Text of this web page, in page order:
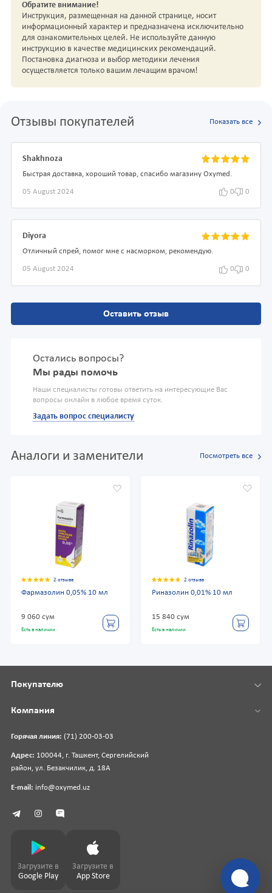
Обратите внимание!
Инструкция, размещенная на данной странице, носит
информационный характер и предназначена исключительно
для ознакомительных целей. Не используйте данную
инструкцию в качестве медицинских рекомендаций.
Постановка диагноза и выбор методики лечения
осуществляется только вашим лечащим врачом!
Отзывы покупателей Показать все
Shakhnoza
Быстрая доставка, хороший товар, спасибо магазину Oxymed.
05 August 2024 0 0
Diyora
Отличный спрей, помог мне с насморком, рекомендую.
05 August 2024 0 0
Оставить отзыв
Остались вопросы?
Мы рады помочь
Наши специалисты готовы ответить на интересующие Вас
вопросы онлайн в любое время суток.
Задать вопрос специалисту
Аналоги и заменители Посмотреть все
2 отзыва
Фармазолин 0,05% 10 мл
9 060 сум
Есть в наличии
2 отзыва
Риназолин 0,01% 10 мл
15 840 сум
Есть в наличии
Горячая линия: (71) 200-03-03
Адрес: 100044, г. Ташкент, Сергелийский
район, ул. Безакчилик, д. 18А
E-mail: info@oxymed.uz
Покупателю
Компания
Загрузите в
Google Play
Загрузите в
App Store